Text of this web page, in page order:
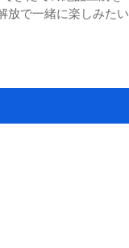
放で一緒に楽しみたい